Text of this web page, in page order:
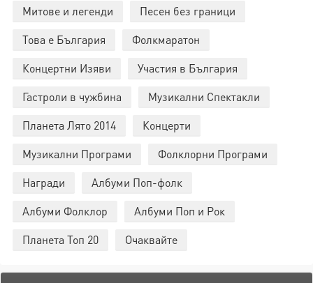
Митове и легенди
Песен без граници
Това е България
Фолкмаратон
Концертни Изяви
Участия в България
Гастроли в чужбина
Музикални Спектакли
Планета Лято 2014
Концерти
Музикални Програми
Фолклорни Програми
Награди
Албуми Поп-фолк
Албуми Фолклор
Албуми Поп и Рок
Планета Топ 20
Очаквайте